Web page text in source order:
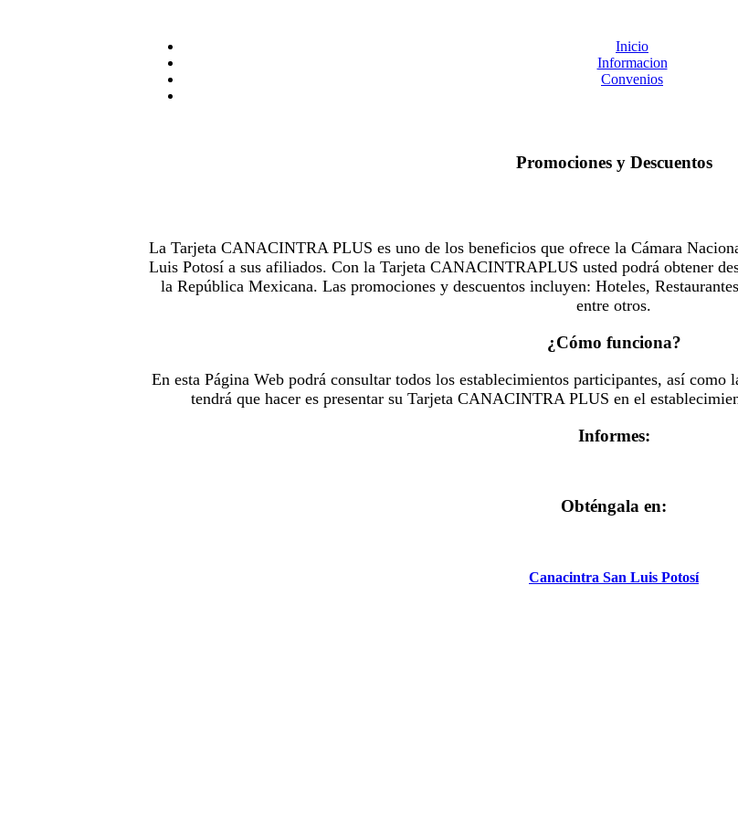
Inicio
Informacion
Convenios
Promociones y Descuentos
La Tarjeta CANACINTRA PLUS es uno de los beneficios que ofrece la Cámara
Luis Potosí a sus afiliados. Con la Tarjeta CANACINTRAPLUS usted podrá obtener
la República Mexicana. Las promociones y descuentos incluyen: Hoteles,
entre otros.
¿Cómo funciona?
En esta Página Web podrá consultar todos los establecimientos participantes, así
tendrá que hacer es presentar su Tarjeta CANACINTRA PLUS en el
Informes:
Obténgala en:
Canacintra San Luis Potosí